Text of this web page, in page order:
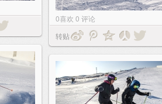
0喜欢 0 评论
转贴